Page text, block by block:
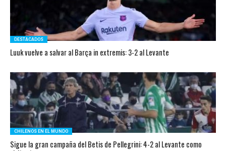
DESTACADOS
Luuk vuelve a salvar al Barça in extremis: 3-2 al Levante
CHILENOS EN EL MUNDO
Sigue la gran campaña del Betis de Pellegrini: 4-2 al Levante como